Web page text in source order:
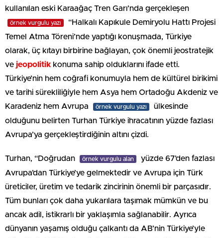
kullanılan eski Karaağaç Tren Garı’nda gerçekleşen
örnek vurgulu yazı
“Halkalı Kapıkule Demiryolu Hattı Projesi
Temel Atma Töreni’nde yaptığı konuşmada, Türkiye
olarak, üç kıtayı birbirine bağlayan, çok önemli jeostratejik
ve jeopolitik konuma sahip olduklarını ifade etti.
Türkiye’nin hem coğrafi konumuyla hem de kültürel birikimi
ve tarihi sürekliliğiyle hem Asya hem Ortadoğu Akdeniz ve
Karadeniz hem Avrupa
örnek vurgulu yazı
ülkesinde
olduğunu belirten Turhan Türkiye ihracatının yüzde fazlası
Avrupa’ya gerçekleştirdiğinin altını çizdi.
Turhan, “Doğrudan örnek vurgulu alan
yüzde 67’den fazlası
Avrupa’dan Türkiye’ye gelmektedir ve Avrupa için Türk
üreticiler, üretim ve tedarik zincirinin önemli bir parçasıdır.
Tüm bunları çok daha yukarılara taşımak mümkün ve bu
ancak adil, istikrarlı bir yaklaşımla sağlanabilir. Ayrıca
dünyanın yaşamış olduğu çalkantı da AB’nin Türkiye’yle